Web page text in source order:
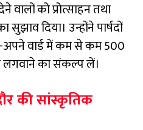
वालों को प्रोत्साहन तथा
सुझाव दिया। उन्होंने पार्षदों
वार्ड में कम से कम 500
लगवाने का संकल्प लें।
की सांस्कृतिक